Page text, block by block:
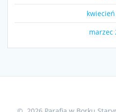
kwiecień
marzec